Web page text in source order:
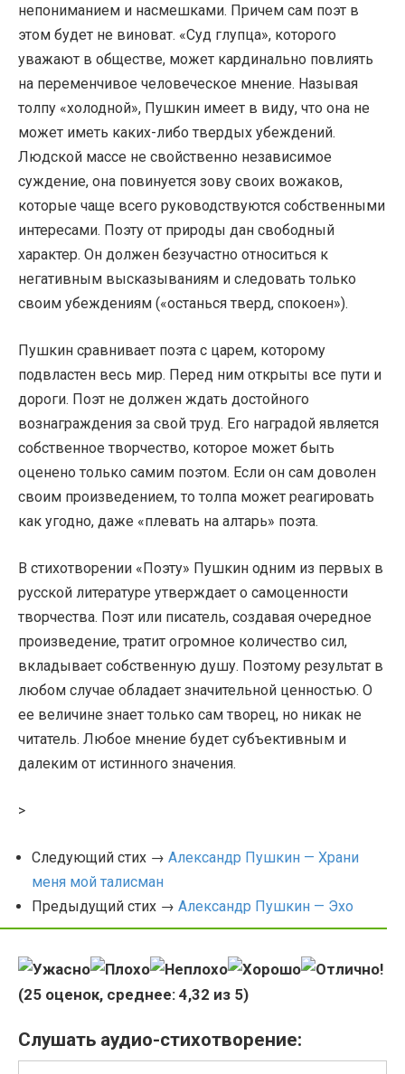
непониманием и насмешками. Причем сам поэт в
этом будет не виноват. «Суд глупца», которого
уважают в обществе, может кардинально повлиять
на переменчивое человеческое мнение. Называя
толпу «холодной», Пушкин имеет в виду, что она не
может иметь каких-либо твердых убеждений.
Людской массе не свойственно независимое
суждение, она повинуется зову своих вожаков,
которые чаще всего руководствуются собственными
интересами. Поэту от природы дан свободный
характер. Он должен безучастно относиться к
негативным высказываниям и следовать только
своим убеждениям («останься тверд, спокоен»).
Пушкин сравнивает поэта с царем, которому
подвластен весь мир. Перед ним открыты все пути и
дороги. Поэт не должен ждать достойного
вознаграждения за свой труд. Его наградой является
собственное творчество, которое может быть
оценено только самим поэтом. Если он сам доволен
своим произведением, то толпа может реагировать
как угодно, даже «плевать на алтарь» поэта.
В стихотворении «Поэту» Пушкин одним из первых в
русской литературе утверждает о самоценности
творчества. Поэт или писатель, создавая очередное
произведение, тратит огромное количество сил,
вкладывает собственную душу. Поэтому результат в
любом случае обладает значительной ценностью. О
ее величине знает только сам творец, но никак не
читатель. Любое мнение будет субъективным и
далеким от истинного значения.
>
Следующий стих → Александр Пушкин — Храни
меня мой талисман
Предыдущий стих → Александр Пушкин — Эхо
(25 оценок, среднее: 4,32 из 5)
Слушать аудио-стихотворение: